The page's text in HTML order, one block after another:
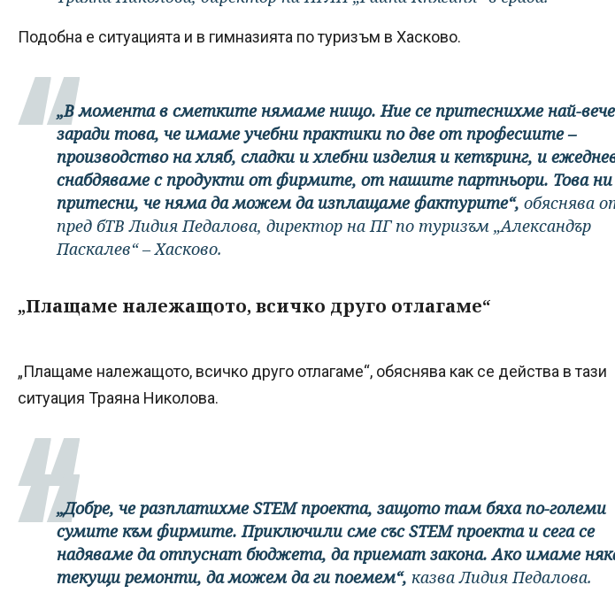
Подобна е ситуацията и в гимназията по туризъм в Хасково.
„В момента в сметките нямаме нищо. Ние се притеснихме най-вече
заради това, че имаме учебни практики по две от професиите –
производство на хляб, сладки и хлебни изделия и кетъринг, и
снабдяваме с продукти от фирмите, от нашите партньори. Това ни
притесни, че няма да можем да изплащаме фактурите“, обяснява
пред бТВ Лидия Педалова, директор на ПГ по туризъм „Александър
Паскалев“ – Хасково.
„Плащаме належащото, всичко друго отлагаме“
„Плащаме належащото, всичко друго отлагаме“, обяснява как се действа в тази
ситуация Траяна Николова.
„Добре, че разплатихме STEM проекта, защото там бяха по-големи
сумите към фирмите. Приключили сме със STEM проекта и сега се
надяваме да отпуснат бюджета, да приемат закона. Ако имаме
текущи ремонти, да можем да ги поемем“, казва Лидия Педалова.